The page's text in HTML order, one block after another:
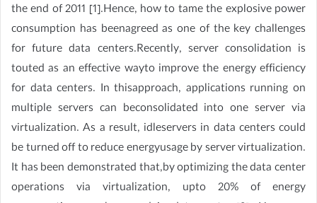
the end of 2011 [1].Hence, how to tame the explosive power
consumption has beenagreed as one of the key challenges
for future data centers.Recently, server consolidation is
touted as an effective wayto improve the energy efficiency
for data centers. In thisapproach, applications running on
multiple servers can beconsolidated into one server via
virtualization. As a result, idleservers in data centers could
be turned off to reduce energyusage by server virtualization.
It has been demonstrated that,by optimizing the data center
operations via virtualization, upto 20% of energy